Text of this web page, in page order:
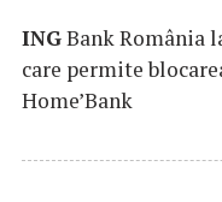
INGBank România
care permite
Home’Bank